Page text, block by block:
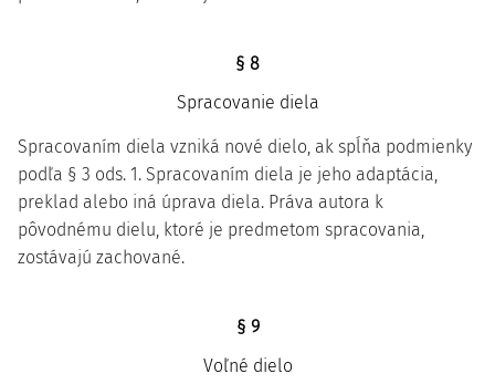
§ 8
Spracovanie diela
Spracovaním diela vzniká nové dielo, ak spĺňa podmienky
podľa § 3 ods. 1. Spracovaním diela je jeho adaptácia,
preklad alebo iná úprava diela. Práva autora k
pôvodnému dielu, ktoré je predmetom spracovania,
zostávajú zachované.
§ 9
Voľné dielo